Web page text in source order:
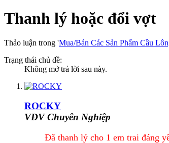
Thanh lý hoặc đổi vợt
Thảo luận trong 'Mua/Bán Các Sản Phẩm Cầu
Trạng thái chủ đề:
Không mở trả lời sau này.
ROCKY
VĐV Chuyên Nghiệp
Đã thanh lý cho 1 em trai đáng y